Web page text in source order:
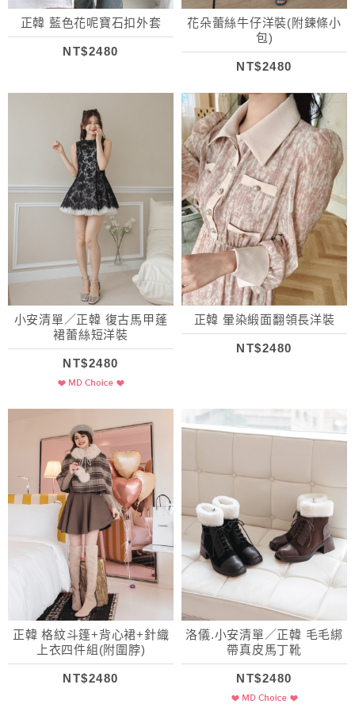
正韓 藍色花呢寶石扣外套
NT$2480
花朵蕾絲牛仔洋裝(附鍊條小
包)
NT$2480
小安清單／正韓 復古馬甲蓬
裙蕾絲短洋裝
NT$2480
正韓 暈染緞面翻領長洋裝
NT$2480
正韓 格紋斗篷+背心裙+針織
上衣四件組(附圍脖)
NT$2480
洛儀.小安清單／正韓 毛毛綁
帶真皮馬丁靴
NT$2480